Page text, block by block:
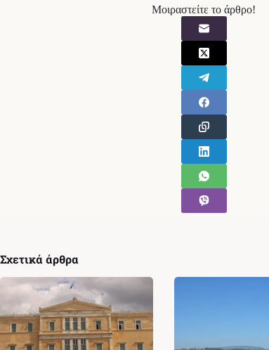
Μοιραστείτε το άρθρο!
Σχετικά άρθρα